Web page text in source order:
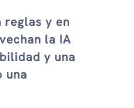
y en
la IA
y una
una